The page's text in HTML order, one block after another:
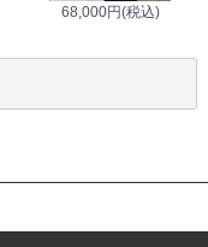
68,000円(税込)